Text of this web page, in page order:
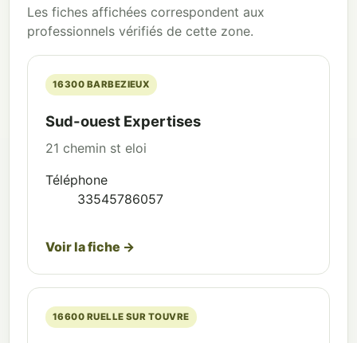
Les fiches affichées correspondent aux
professionnels vérifiés de cette zone.
16300 BARBEZIEUX
Sud-ouest Expertises
21 chemin st eloi
Téléphone
33545786057
Voir la fiche →
16600 RUELLE SUR TOUVRE